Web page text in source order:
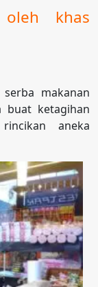
khas
makanan
buat ketagihan
aneka